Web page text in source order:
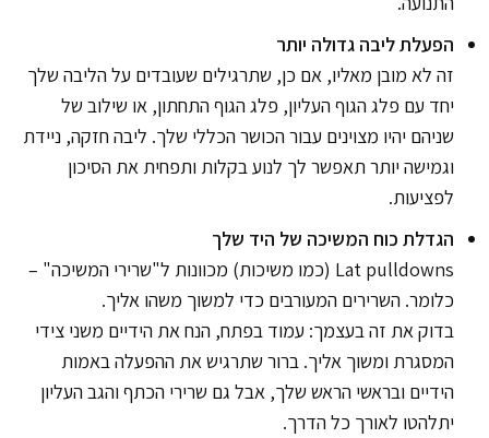
הפעלת ליבה גדולה יותר
זה לא מובן מאליו, אם כן, שתרגילים שעובדים על הליבה שלך
יחד עם פלג הגוף העליון, פלג הגוף התחתון, או שילוב של
שניהם יהיו מצוינים עבור הכושר הכללי שלך. ליבה חזקה, ניידת
וגמישה יותר תאפשר לך לנוע בקלות ותפחית את הסיכון
לפציעות.
הגדלת כוח המשיכה של היד שלך
Lat pulldowns (כמו משיכות) מכוונות ל"שרירי המשיכה" –
כלומר. השרירים המעורבים כדי למשוך משהו אליך.
בדוק את זה בעצמך: עמוד בפתח, הנח את הידיים משני צידי
המסגרת ומשוך אליך. ברור שתרגיש את ההפעלה באמות
הידיים ובראשי הראש שלך, אבל גם שרירי הכתף והגב העליון
יתלהטו לאורך כל הדרך.